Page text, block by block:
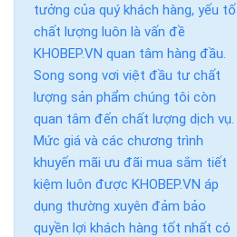
tưởng của quý khách hàng, yếu tố
chất lượng luôn là vấn đề
KHOBEP.VN quan tâm hàng đầu.
Song song vơi việt đầu tư chất
lượng sản phẩm chúng tôi còn
quan tâm đến chất lượng dịch vụ.
Mức giá và các chương trình
khuyến mãi ưu đãi mua sắm tiết
kiệm luôn được KHOBEP.VN áp
dụng thường xuyên đảm bảo
quyền lợi khách hàng tốt nhất có